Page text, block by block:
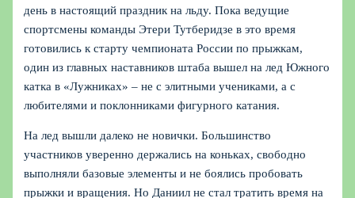
день в настоящий праздник на льду. Пока ведущие
спортсмены команды Этери Тутберидзе в это время
готовились к старту чемпионата России по прыжкам,
один из главных наставников штаба вышел на лед Южного
катка в «Лужниках» – не с элитными учениками, а с
любителями и поклонниками фигурного катания.
На лед вышли далеко не новички. Большинство
участников уверенно держались на коньках, свободно
выполняли базовые элементы и не боялись пробовать
прыжки и вращения. Но Даниил не стал тратить время на